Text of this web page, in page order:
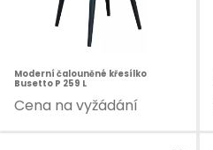
Moderní čalouněné křesílko
Busetto P 259 L
Cena na vyžádání